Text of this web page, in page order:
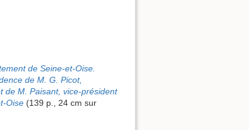
de Seine-et-Oise.
de M. G. Picot,
de M. Paisant, vice-président
Oise (139 p., 24 cm sur